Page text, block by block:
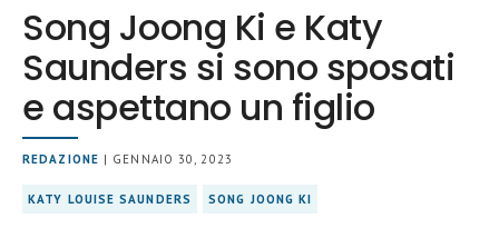
Song Joong Ki e Katy
Saunders si sono sposati
e aspettano un figlio
REDAZIONE | GENNAIO 30, 2023
KATY LOUISE SAUNDERS SONG JOONG KI